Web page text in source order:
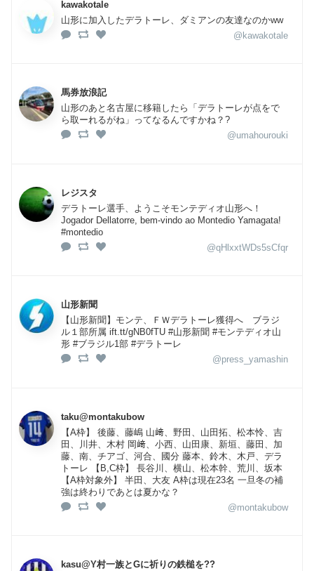
kawakotale
山形に加入したデラトーレ、ダミアンの友達なのかww
@kawakotale
馬券放浪記
山形のあと名古屋に移籍したら「デラトーレが点をで
ら取ーれるがね」ってなるんですかね？?
@umahourouki
レジスタ
デラトーレ選手、ようこそモンテディオ山形へ！
Jogador Dellatorre, bem-vindo ao Montedio Yamagata!
#montedio
@qHlxxtWDs5sCfqr
山形新聞
【山形新聞】モンテ、ＦＷデラトーレ獲得へ ブラジ
ル１部所属 ift.tt/gNB0fTU #山形新聞 #モンテディオ山
形 #ブラジル1部 #デラトーレ
@press_yamashin
taku@montakubow
【A枠】 後藤、藤嶋 山﨑、野田、山田拓、松本怜、吉
田、川井、木村 岡﨑、小西、山田康、新垣、藤田、加
藤、南、チアゴ、河合、國分 藤本、鈴木、木戸、デラ
トーレ 【B,C枠】 長谷川、横山、松本幹、荒川、坂本
【A枠対象外】 半田、大友 A枠は現在23名 一旦冬の補
強は終わりであとは夏かな？
@montakubow
kasu@Y村一族とGに祈りの鉄槌を??